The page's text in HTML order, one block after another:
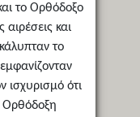
το Ορθόδοξο
και
το
ισχυρισμό ότι
Ορθόδοξη